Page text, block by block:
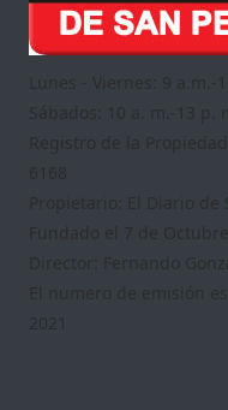
Lunes - Viernes: 9 a.m.-
Sábados: 10 a. m.-13 p.
Registro de la
6168
Propietario: El Diario de
Fundado el 7 de Octubre
Director: Fernando
El numero de emisión
2021